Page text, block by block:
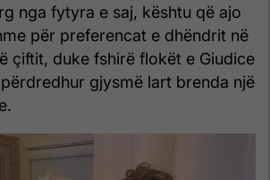
nga fytyra e saj, kështu që ajo
për preferencat e dhëndrit në
çiftit, duke fshirë flokët e Giudice
gjysmë lart brenda një